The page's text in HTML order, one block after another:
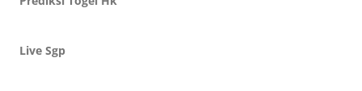
Live Sgp